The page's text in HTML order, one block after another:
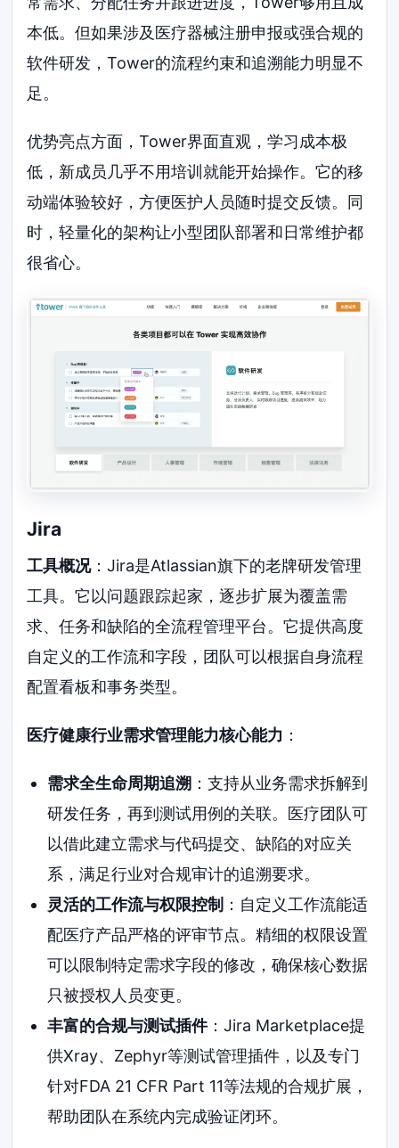
本低。但如果涉及医疗器械注册申报或强合规的
软件研发，Tower的流程约束和追溯能力明显不
足。
优势亮点方面，Tower界面直观，学习成本极
低，新成员几乎不用培训就能开始操作。它的移
动端体验较好，方便医护人员随时提交反馈。同
时，轻量化的架构让小型团队部署和日常维护都
很省心。
Jira
工具概况：Jira是Atlassian旗下的老牌研发管理
工具。它以问题跟踪起家，逐步扩展为覆盖需
求、任务和缺陷的全流程管理平台。它提供高度
自定义的工作流和字段，团队可以根据自身流程
配置看板和事务类型。
医疗健康行业需求管理能力核心能力 ：
需求全生命周期追溯：支持从业务需求拆解到
研发任务，再到测试用例的关联。医疗团队可
以借此建立需求与代码提交、缺陷的对应关
系，满足行业对合规审计的追溯要求。
灵活的工作流与权限控制 ：自定义工作流能适
配医疗产品严格的评审节点。精细的权限设置
可以限制特定需求字段的修改，确保核心数据
只被授权人员变更。
丰富的合规与测试插件：Jira Marketplace提
供Xray、Zephyr等测试管理插件，以及专门
针对FDA 21 CFR Part 11等法规的合规扩展，
帮助团队在系统内完成验证闭环。